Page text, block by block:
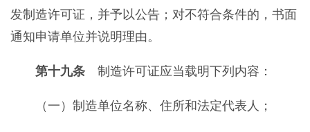
发制造许可证，并予以公告；对不符合条件的，书面
通知申请单位并说明理由。
第十九条制造许可证应当载明下列内容：
（一）制造单位名称、住所和法定代表人；